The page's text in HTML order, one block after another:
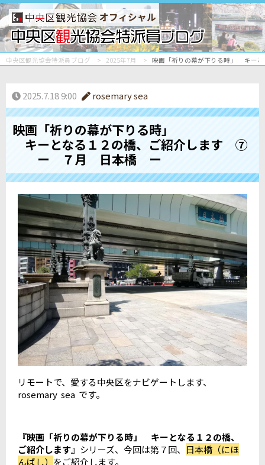
オフィシャル
中央区観光協会特派員ブログ 2025年7月 映画「祈りの幕が下りる時」 キ
2025.7.18 9:00 rosemary sea
映画「祈りの幕が下りる時」
キーとなる１２の橋、ご紹介します ⑦
ー ７月 日本橋 ー
リモートで、愛する中央区をナビゲートします、
rosemary sea です。
『映画「祈りの幕が下りる時」 キーとなる１２の橋、
ご紹介します』 シリーズ、今回は第７回、 日本橋（にほ
んばし） をご紹介します。